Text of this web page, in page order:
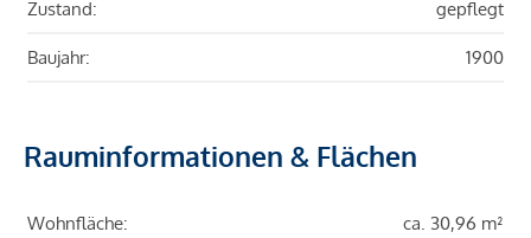
Zustand: gepflegt
Baujahr: 1900
Rauminformationen & Flächen
Wohnfläche: ca. 30,96 m²